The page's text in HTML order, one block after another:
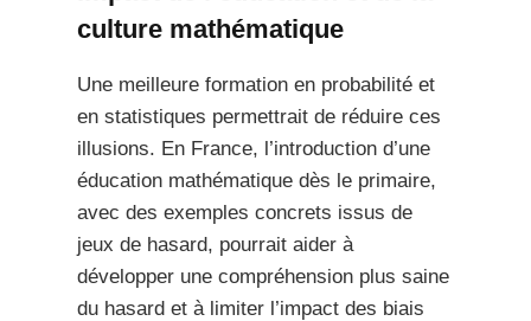
culture mathématique
Une meilleure formation en probabilité et
en statistiques permettrait de réduire ces
illusions. En France, l’introduction d’une
éducation mathématique dès le primaire,
avec des exemples concrets issus de
jeux de hasard, pourrait aider à
développer une compréhension plus saine
du hasard et à limiter l’impact des biais